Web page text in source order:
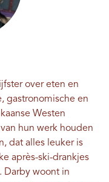
over eten en
gastronomische en
Westen
hun werk houden
dat alles leuker is
après-ski-drankjes
Darby woont in